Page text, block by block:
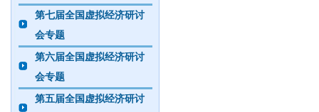
第七届全国虚拟经济研讨
会专题
第六届全国虚拟经济研讨
会专题
第五届全国虚拟经济研讨